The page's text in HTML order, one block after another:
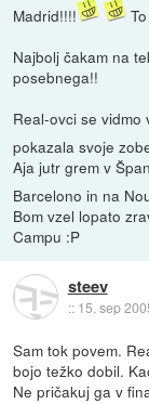
Madrid!!!!
Najbolj čakam na
posebnega!!
Real-ovci se
pokazala svoje
Aja jutr grem v
Barcelono in na
Bom vzel lopato
Campu :P
steev
:: 15. sep
Sam tok povem.
bojo težko dobil.
Ne pričakuj ga v